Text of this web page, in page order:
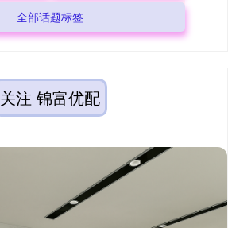
全部话题标签
关注 锦富优配